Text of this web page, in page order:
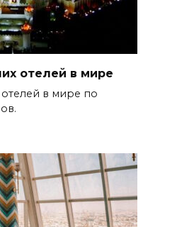
отелей в мире
в мире по